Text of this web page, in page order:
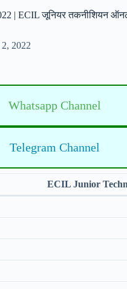
| ECIL जूनियर तकनीशियन
2022
Whatsapp Channel
Telegram Channel
ECIL Junior